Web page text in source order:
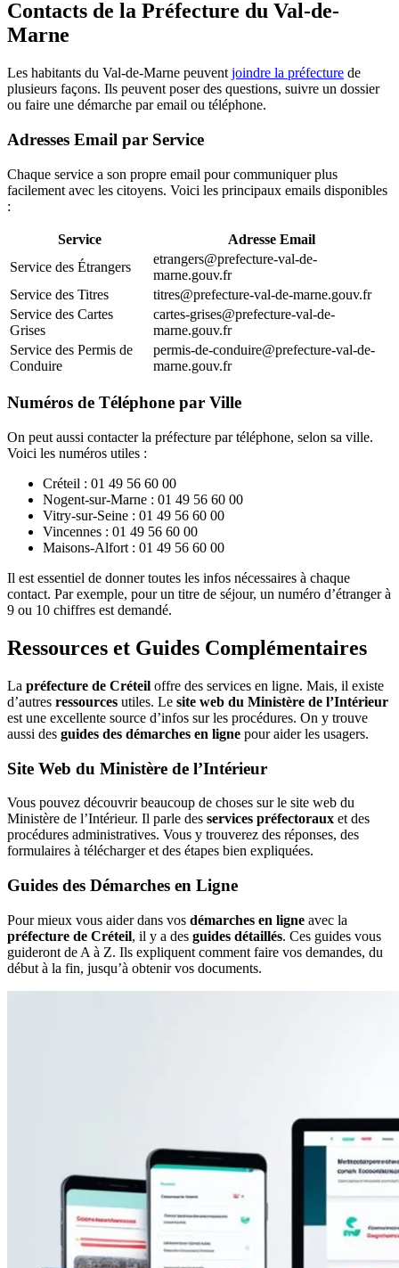
Contacts de la Préfecture du Val-de-
Marne
Les habitants du Val-de-Marne peuvent joindre la préfecture de
plusieurs façons. Ils peuvent poser des questions, suivre un dossier
ou faire une démarche par email ou téléphone.
Adresses Email par Service
Chaque service a son propre email pour communiquer plus
facilement avec les citoyens. Voici les principaux emails disponibles
:
Service
Adresse Email
Service des Étrangers
etrangers@prefecture-val-de-
marne.gouv.fr
Service des Titres
titres@prefecture-val-de-marne.gouv.fr
Service des Cartes
Grises
cartes-grises@prefecture-val-de-
marne.gouv.fr
Service des Permis de
Conduire
permis-de-conduire@prefecture-val-de-
marne.gouv.fr
Numéros de Téléphone par Ville
On peut aussi contacter la préfecture par téléphone, selon sa ville.
Voici les numéros utiles :
Créteil : 01 49 56 60 00
Nogent-sur-Marne : 01 49 56 60 00
Vitry-sur-Seine : 01 49 56 60 00
Vincennes : 01 49 56 60 00
Maisons-Alfort : 01 49 56 60 00
Il est essentiel de donner toutes les infos nécessaires à chaque
contact. Par exemple, pour un titre de séjour, un numéro d’étranger à
9 ou 10 chiffres est demandé.
Ressources et Guides Complémentaires
La préfecture de Créteil offre des services en ligne. Mais, il existe
d’autres ressources utiles. Le site web du Ministère de l’Intérieur
est une excellente source d’infos sur les procédures. On y trouve
aussi des guides des démarches en ligne pour aider les usagers.
Site Web du Ministère de l’Intérieur
Vous pouvez découvrir beaucoup de choses sur le site web du
Ministère de l’Intérieur. Il parle des services préfectoraux et des
procédures administratives. Vous y trouverez des réponses, des
formulaires à télécharger et des étapes bien expliquées.
Guides des Démarches en Ligne
Pour mieux vous aider dans vos démarches en ligne avec la
préfecture de Créteil, il y a des guides détaillés. Ces guides vous
guideront de A à Z. Ils expliquent comment faire vos demandes, du
début à la fin, jusqu’à obtenir vos documents.